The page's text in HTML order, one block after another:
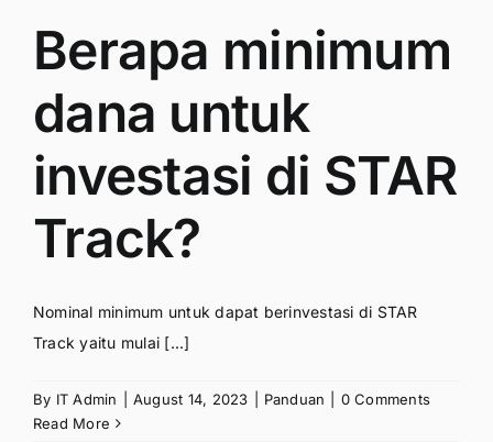
Berapa minimum
dana untuk
investasi di STAR
Track?
Nominal minimum untuk dapat berinvestasi di STAR
Track yaitu mulai [...]
By IT Admin August 14, 2023 Panduan
0 Comments
Read More